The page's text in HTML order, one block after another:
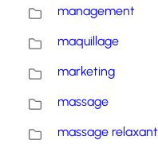
management
maquillage
marketing
massage
massage relaxant